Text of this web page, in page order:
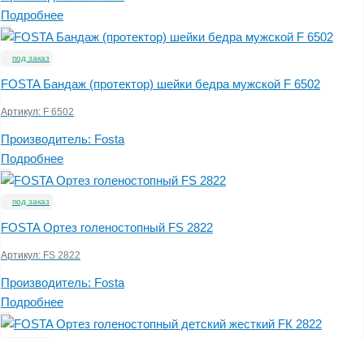
Подробнее
под заказ
FOSTA Бандаж (протектор) шейки бедра мужской F 6502
Артикул: F 6502
Производитель: Fosta
Подробнее
под заказ
FOSTA Ортез голеностопный FS 2822
Артикул: FS 2822
Производитель: Fosta
Подробнее